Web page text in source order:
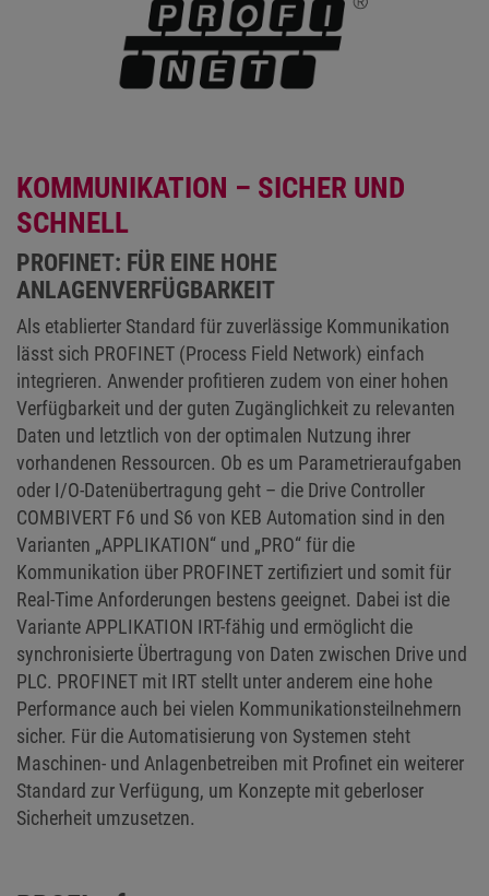
KOMMUNIKATION – SICHER UND
SCHNELL
PROFINET: FÜR EINE HOHE
ANLAGENVERFÜGBARKEIT
Als etablierter Standard für zuverlässige Kommunikation
lässt sich PROFINET (Process Field Network) einfach
integrieren. Anwender profitieren zudem von einer hohen
Verfügbarkeit und der guten Zugänglichkeit zu relevanten
Daten und letztlich von der optimalen Nutzung ihrer
vorhandenen Ressourcen. Ob es um Parametrieraufgaben
oder I/O-Datenübertragung geht – die Drive Controller
COMBIVERT F6 und S6 von KEB Automation sind in den
Varianten „APPLIKATION“ und „PRO“ für die
Kommunikation über PROFINET zertifiziert und somit für
Real-Time Anforderungen bestens geeignet. Dabei ist die
Variante APPLIKATION IRT-fähig und ermöglicht die
synchronisierte Übertragung von Daten zwischen Drive und
PLC. PROFINET mit IRT stellt unter anderem eine hohe
Performance auch bei vielen Kommunikationsteilnehmern
sicher. Für die Automatisierung von Systemen steht
Maschinen- und Anlagenbetreiben mit Profinet ein weiterer
Standard zur Verfügung, um Konzepte mit geberloser
Sicherheit umzusetzen.